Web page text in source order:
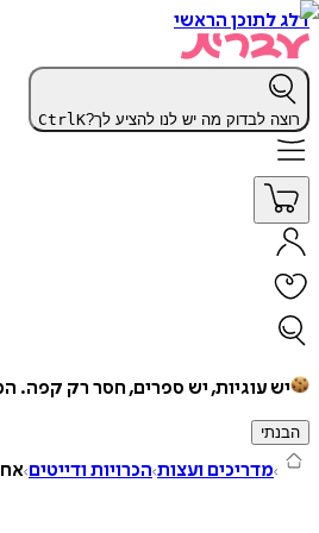
דלג לתוכן הראשי
רוצה לבדוק מה יש לנו להציע לך? CtrlK
יש עוגיות, יש ספרים, חסר רק קפה.
הבנתי
מדריכים ועצות הכרויות ודייטים